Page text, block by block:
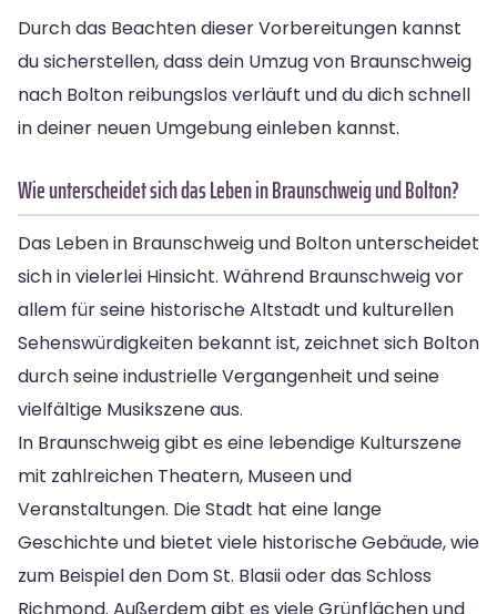
Durch das Beachten dieser Vorbereitungen kannst
du sicherstellen, dass dein Umzug von Braunschweig
nach Bolton reibungslos verläuft und du dich schnell
in deiner neuen Umgebung einleben kannst.
Wie unterscheidet sich das Leben in Braunschweig und Bolton?
Das Leben in Braunschweig und Bolton unterscheidet
sich in vielerlei Hinsicht. Während Braunschweig vor
allem für seine historische Altstadt und kulturellen
Sehenswürdigkeiten bekannt ist, zeichnet sich Bolton
durch seine industrielle Vergangenheit und seine
vielfältige Musikszene aus.
In Braunschweig gibt es eine lebendige Kulturszene
mit zahlreichen Theatern, Museen und
Veranstaltungen. Die Stadt hat eine lange
Geschichte und bietet viele historische Gebäude, wie
zum Beispiel den Dom St. Blasii oder das Schloss
Richmond. Außerdem gibt es viele Grünflächen und